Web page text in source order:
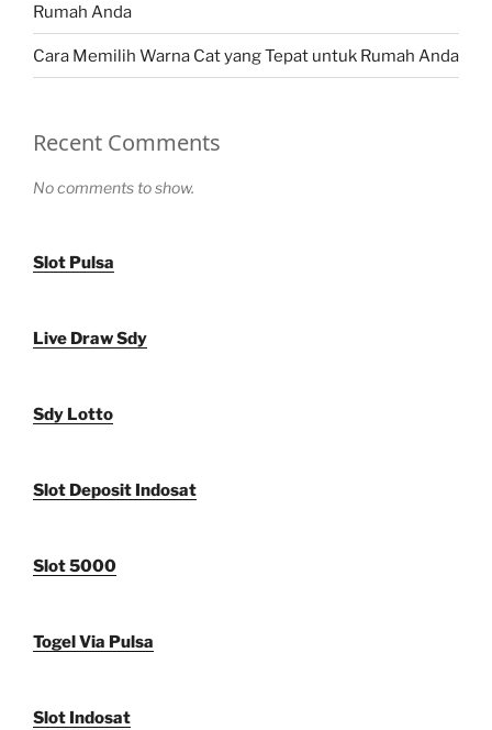
Rumah Anda
Cara Memilih Warna Cat yang Tepat untuk Rumah Anda
Recent Comments
No comments to show.
Slot Pulsa
Live Draw Sdy
Sdy Lotto
Slot Deposit Indosat
Slot 5000
Togel Via Pulsa
Slot Indosat